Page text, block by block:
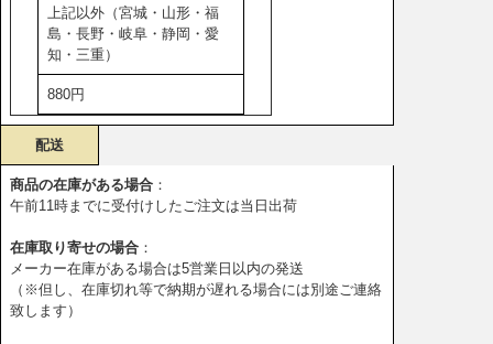
上記以外（宮城・山形・福
島・長野・岐阜・静岡・愛
知・三重）
880円
配送
商品の在庫がある場合 ：
午前11時までに受付けしたご注文は当日出荷
在庫取り寄せの場合 ：
メーカー在庫がある場合は5営業日以内の発送
（※但し、在庫切れ等で納期が遅れる場合には別途ご連絡
致します）